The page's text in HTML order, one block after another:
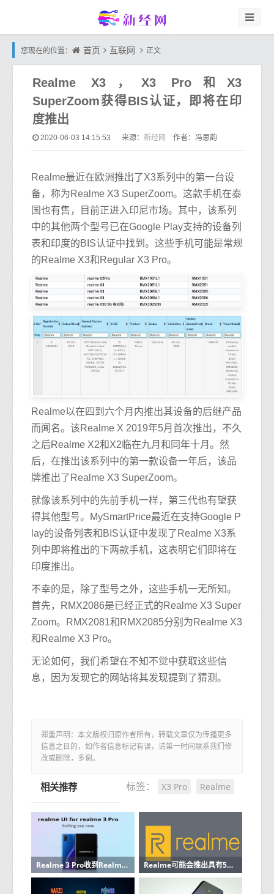
您现在的位置： 首页 互联网 正文
Realme X3，X3 Pro和X3
SuperZoom获得BIS认证，即将在印
度推出
2020-06-03 14:15:53 来源： 新经网 作者：冯思韵
Realme最近在欧洲推出了X3系列中的第一台设
备，称为Realme X3 SuperZoom。这款手机在泰
国也有售，目前正进入印尼市场。其中，该系列
中的其他两个型号已在Google Play支持的设备列
表和印度的BIS认证中找到。这些手机可能是常规
的Realme X3和Regular X3 Pro。
Realme以在四到六个月内推出其设备的后继产品
而闻名。该Realme X 2019年5月首次推出，不久
之后Realme X2和X2临在九月和同年十月。然
后，在推出该系列中的第一款设备一年后，该品
牌推出了Realme X3 SuperZoom。
就像该系列中的先前手机一样，第三代也有望获
得其他型号。MySmartPrice最近在支持Google P
lay的设备列表和BIS认证中发现了Realme X3系
列中即将推出的下两款手机，这表明它们即将在
印度推出。
不幸的是，除了型号之外，这些手机一无所知。
首先，RMX2086是已经正式的Realme X3 Super
Zoom。RMX2081和RMX2085分别为Realme X3
和Realme X3 Pro。
无论如何，我们希望在不知不觉中获取这些信
息，因为发现它的网站将其发现提到了猜测。
郑重声明：本文版权归原作者所有，转载文章仅为传播更多
信息之目的，如作者信息标记有误，请第一时间联系我们修
改或删除，多谢。
标签： X3 Pro Realme
相关推荐
Realme 3 Pro收到Realme UI和Android 10的稳定更新 Realme可能会推出具有5000mAh电池和三摄像头的智能手机